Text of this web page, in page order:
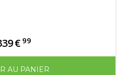
€ 99
AU PANIER